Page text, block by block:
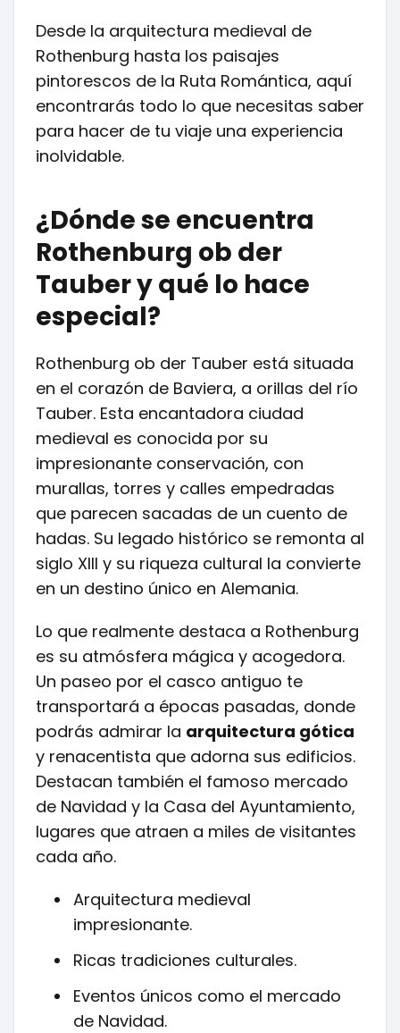
Desde la arquitectura medieval de
Rothenburg hasta los paisajes
pintorescos de la Ruta Romántica, aquí
encontrarás todo lo que necesitas saber
para hacer de tu viaje una experiencia
inolvidable.
¿Dónde se encuentra
Rothenburg ob der
Tauber y qué lo hace
especial?
Rothenburg ob der Tauber está situada
en el corazón de Baviera, a orillas del río
Tauber. Esta encantadora ciudad
medieval es conocida por su
impresionante conservación, con
murallas, torres y calles empedradas
que parecen sacadas de un cuento de
hadas. Su legado histórico se remonta al
siglo XIII y su riqueza cultural la convierte
en un destino único en Alemania.
Lo que realmente destaca a Rothenburg
es su atmósfera mágica y acogedora.
Un paseo por el casco antiguo te
transportará a épocas pasadas, donde
podrás admirar la arquitectura gótica
y renacentista que adorna sus edificios.
Destacan también el famoso mercado
de Navidad y la Casa del Ayuntamiento,
lugares que atraen a miles de visitantes
cada año.
Arquitectura medieval
impresionante.
Ricas tradiciones culturales.
Eventos únicos como el mercado
de Navidad.